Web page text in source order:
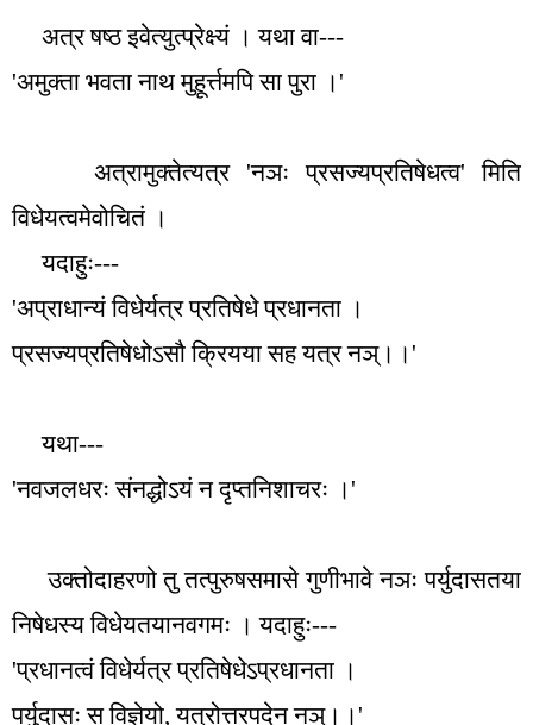
अत्र षष्ठ इवेत्युत्प्रेक्ष्यं । यथा वा---
'अमुक्ता भवता नाथ मुहूर्त्तमपि सा पुरा । '
अत्रामुक्तेत्यत्र 'नञः प्रसज्यप्रतिषेधत्व'मिति
विधेयत्वमेवोचितं ।
यदाहुः---
'अप्राधान्यं विधेर्यत्र प्रतिषेधे प्रधानता ।
प्रसज्यप्रतिषेधोऽसौ क्रियया सह यत्र नञ्।। '
यथा---
'नवजलधरः संनद्धोऽयं न दृप्तनिशाचरः । '
उक्तोदाहरणो तु तत्पुरुषसमासे गुणीभावे नञः पर्युदासतया
निषेधस्य विधेयतयानवगमः । यदाहुः---
'प्रधानत्वं विधेर्यत्र प्रतिषेधेऽप्रधानता ।
पर्युदासः स विज्ञेयो,यत्रोत्तरपदेन नञ्।। '